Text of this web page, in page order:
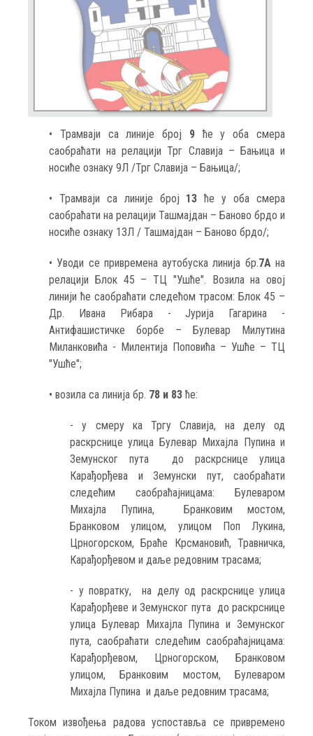
• Трамваји са линије број 9ће у оба смера
саобраћати на релацији Трг Славија – Бањица и
носиће ознаку 9Л /Трг Славија – Бањица/;
• Трамваји са линије број 13 ће у оба смера
саобраћати на релацији Ташмајдан – Баново брдо и
носиће ознаку 13Л / Ташмајдан – Баново брдо/;
• Уводи се привремена аутобуска линија бр.7А на
релацији Блок 45 – ТЦ "Ушће". Возила на овој
линији ће саобраћати следећом трасом: Блок 45 –
Др. Ивана Рибара - Јурија Гагарина -
Антифашистичке борбе – Булевар Милутина
Миланковића - Милентија Поповића – Ушће – ТЦ
"Ушће";
• возила са линија бр. 78 и 83ће:
- у смеру ка Тргу Славија, на делу од
раскрснице улица Булевар Михајла Пупина и
Земунског пута до раскрснице улица
Карађорђева и Земунски пут, саобраћати
следећим саобраћајницама: Булеваром
Михајла Пупина, Бранковим мостом,
Бранковом улицом, улицом Поп Лукина,
Црногорском, Браће Крсмановић, Травничка,
Карађорђевом и даље редовним трасама;
- у повратку, на делу од раскрснице улица
Карађорђеве и Земунског пута до раскрснице
улица Булевар Михајла Пупина и Земунског
пута, саобраћати следећим саобраћајницама:
Карађорђевом, Црногорском, Бранковом
улицом, Бранковим мостом, Булеваром
Михајла Пупина и даље редовним трасама;
Током извођења радова успоставља се привремено